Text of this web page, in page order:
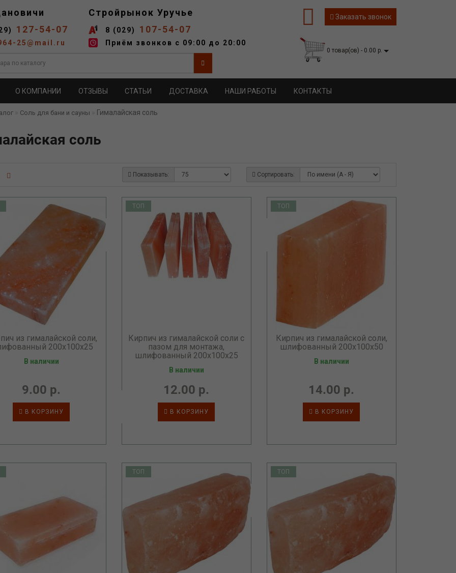
127-54-07
25@mail.ru
Стройрынок Уручье
8 (029) 107-54-07
Приём звонков с 09:00 до 20:00
Заказать звонок
0 товар(ов) - 0.00 р.
О КОМПАНИИ ОТЗЫВЫ СТАТЬИ ДОСТАВКА НАШИ РАБОТЫ КОНТАКТЫ
Соль для бани и сауны Гималайская соль
соль
Сортировать:
Показывать:
из гималайской соли,
200х100х25
В наличии
9.00 р.
В КОРЗИНУ
ТОП
Кирпич из гималайской соли с
пазом для монтажа,
шлифованный 200х100х25
В наличии
12.00 р.
В КОРЗИНУ
ТОП
Кирпич из гималайской соли,
шлифованный 200х100х50
В наличии
14.00 р.
В КОРЗИНУ
ТОП ТОП